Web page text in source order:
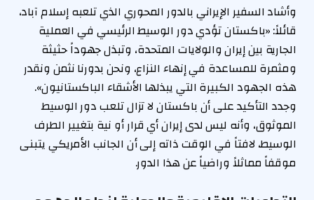
وأشاد السفير الإيراني بالدور المحوري الذي تلعبه إسلام آباد،
قائلاً: «باكستان تؤدي دور الوسيط الرئيسي في العملية
الجارية بين إيران والولايات المتحدة، وتبذل جهوداً حثيثة
ومثمرة للمساعدة في إنهاء النزاع، ونحن بدورنا نثمن ونقدر
هذه الجهود الكبيرة التي يبذلها الأشقاء الباكستانيون».
وجدد التأكيد على أن باكستان لا تزال تلعب دور الوسيط
الموثوق، وأنه ليس لدى إيران أي قرار أو نية بتغيير الطرف
الوسيط، لافتاً في الوقت ذاته إلى أن الجانب الأمريكي يتبنى
موقفاً مماثلاً وراضياً عن هذا الدور.